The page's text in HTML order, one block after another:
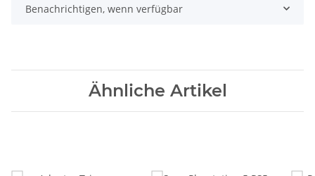
Benachrichtigen, wenn verfügbar
Ähnliche Artikel